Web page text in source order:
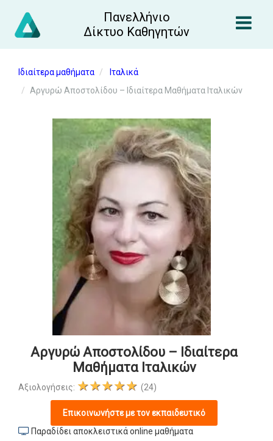
Πανελλήνιο
Δίκτυο Καθηγητών
Ιδιαίτερα μαθήματα
Ιταλικά
Αργυρώ Αποστολίδου – Ιδιαίτερα Μαθήματα Ιταλικών
Αργυρώ Αποστολίδου – Ιδιαίτερα
Μαθήματα Ιταλικών
Αξιολογήσεις: ★★★★★ (24)
Επικοινωνήστε με τον εκπαιδευτικό
Παραδίδει αποκλειστικά online μαθήματα